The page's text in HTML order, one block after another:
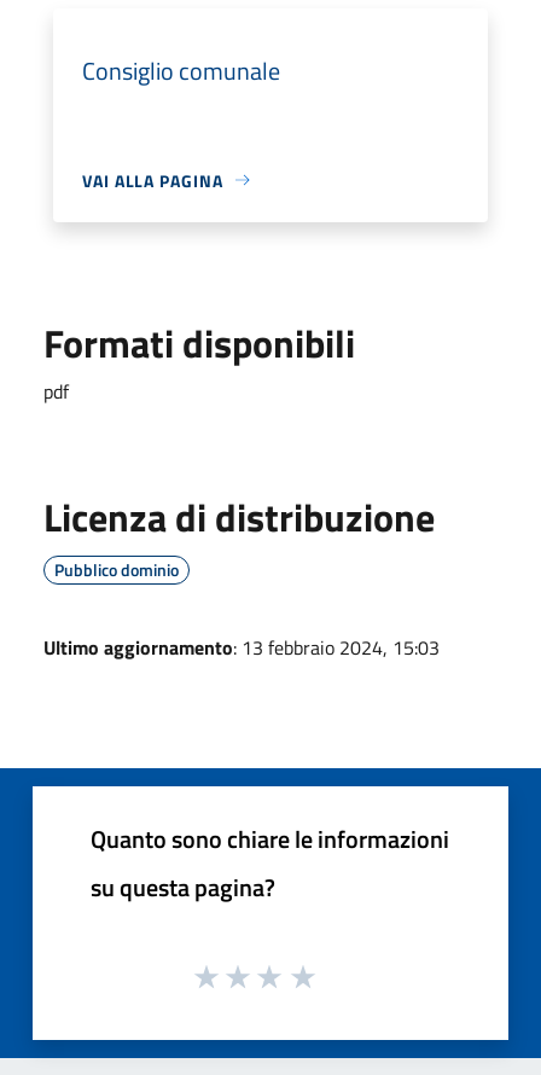
Consiglio comunale
VAI ALLA PAGINA
Formati disponibili
pdf
Licenza di distribuzione
Pubblico dominio
Ultimo aggiornamento: 13 febbraio 2024, 15:03
Quanto sono chiare le informazioni
su questa pagina?